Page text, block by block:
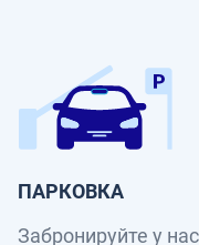
ПАРКОВКА
Забронируйте у